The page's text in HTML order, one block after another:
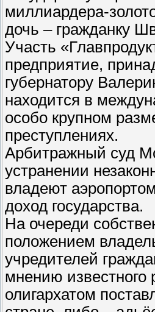
миллиардера-
дочь – гражданку
Участь
предприятие,
губернатору
находится в
особо крупном
преступлениях.
Арбитражный суд
устранении
владеют
доход государства.
На очереди
положением
учредителей
мнению известного
олигархатом